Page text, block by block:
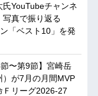
YouTubeチャンネ
写真で振り返る
「ベスト10」を発
〜第9節】宮崎岳
）が7月の月間MVP
Ｆリーグ2026-27